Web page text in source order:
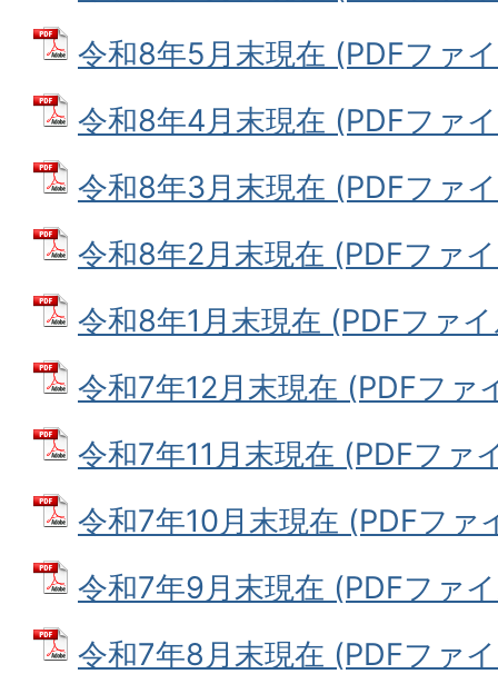
令和8年5月末現在 (PDFファ
令和8年4月末現在 (PDFファ
令和8年3月末現在 (PDFファ
令和8年2月末現在 (PDFファ
令和8年1月末現在 (PDFファ
令和7年12月末現在 (PDFファ
令和7年11月末現在 (PDFファ
令和7年10月末現在 (PDFファ
令和7年9月末現在 (PDFファ
令和7年8月末現在 (PDFファ